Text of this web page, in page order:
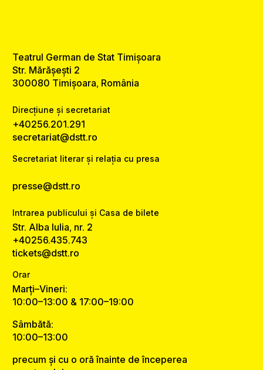
Teatrul German de Stat Timișoara
Str. Mărășești 2
300080 Timișoara, România
Direcțiune și secretariat
+40256.201.291
secretariat@dstt.ro
Secretariat literar și relația cu presa
presse@dstt.ro
Intrarea publicului și Casa de bilete
Str. Alba Iulia, nr. 2
+40256.435.743
tickets@dstt.ro
Orar
Marți–Vineri:
10:00–13:00 & 17:00–19:00
Sâmbătă:
10:00–13:00
precum și cu o oră înainte de începerea